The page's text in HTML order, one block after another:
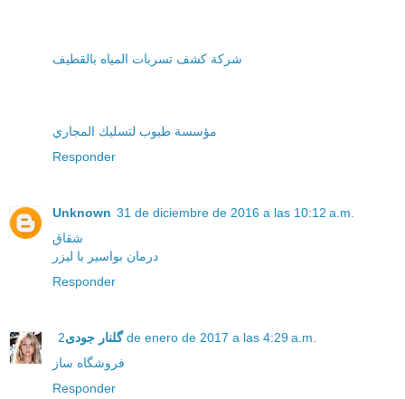
شركة كشف تسربات المياه بالقطيف
مؤسسة طيوب لتسليك المجاري
Responder
Unknown 31 de diciembre de 2016 a las 10:12 a.m.
شقاق
درمان بواسیر با لیزر
Responder
گلنار جودی2 de enero de 2017 a las 4:29 a.m.
Responder